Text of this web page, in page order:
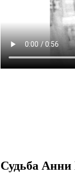
Судьба Анни